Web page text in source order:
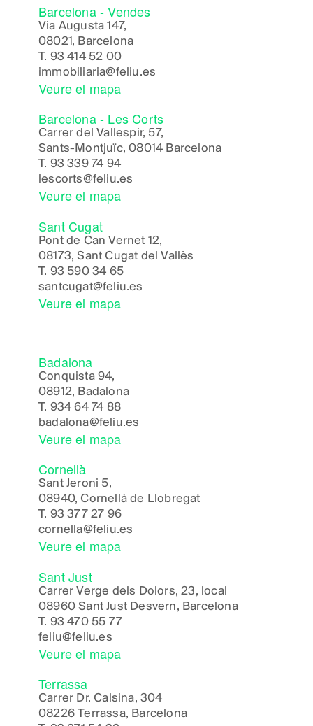
Barcelona - Vendes
Via Augusta 147,
08021, Barcelona
T. 93 414 52 00
immobiliaria@feliu.es
Veure el mapa
Barcelona - Les Corts
Carrer del Vallespir, 57,
Sants-Montjuïc, 08014 Barcelona
T. 93 339 74 94
lescorts@feliu.es
Veure el mapa
Sant Cugat
Pont de Can Vernet 12,
08173, Sant Cugat del Vallès
T. 93 590 34 65
santcugat@feliu.es
Veure el mapa
Badalona
Conquista 94,
08912, Badalona
T. 934 64 74 88
badalona@feliu.es
Veure el mapa
Cornellà
Sant Jeroni 5,
08940, Cornellà de Llobregat
T. 93 377 27 96
cornella@feliu.es
Veure el mapa
Sant Just
Carrer Verge dels Dolors, 23, local
08960 Sant Just Desvern, Barcelona
T. 93 470 55 77
feliu@feliu.es
Veure el mapa
Terrassa
Carrer Dr. Calsina, 304
08226 Terrassa, Barcelona